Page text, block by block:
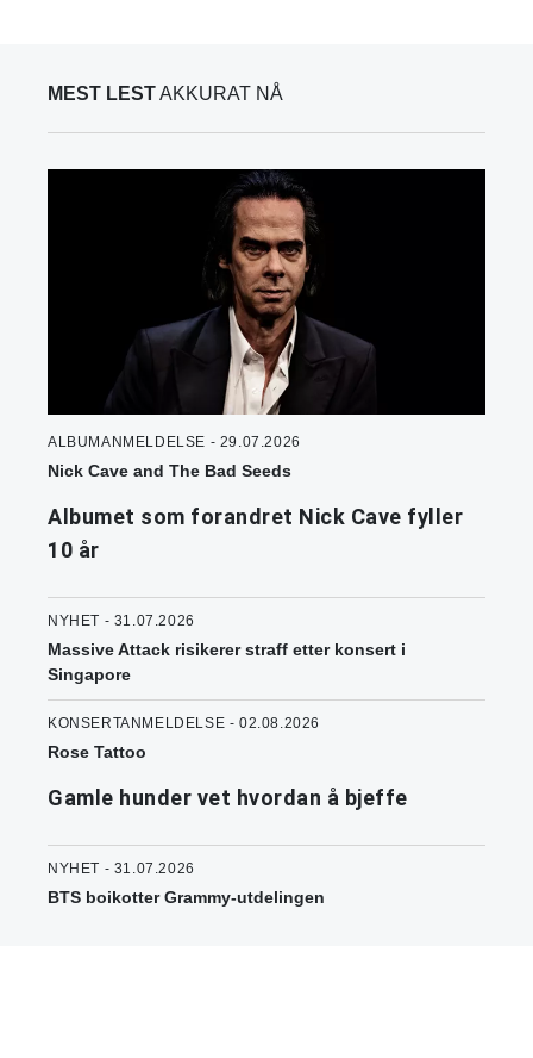
MEST LESTAKKURAT NÅ
ALBUMANMELDELSE - 29.07.2026
Nick Cave and The Bad Seeds
Albumet som forandret Nick Cave fyller
10 år
NYHET - 31.07.2026
Massive Attack risikerer straff etter konsert i
Singapore
KONSERTANMELDELSE - 02.08.2026
Rose Tattoo
Gamle hunder vet hvordan å bjeffe
NYHET - 31.07.2026
BTS boikotter Grammy-utdelingen